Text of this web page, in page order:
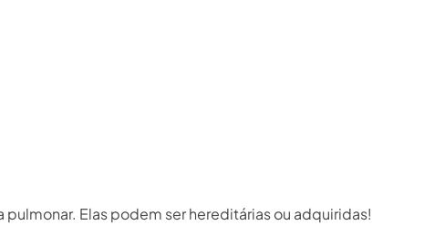
Elas podem ser hereditárias ou adquiridas!⁣